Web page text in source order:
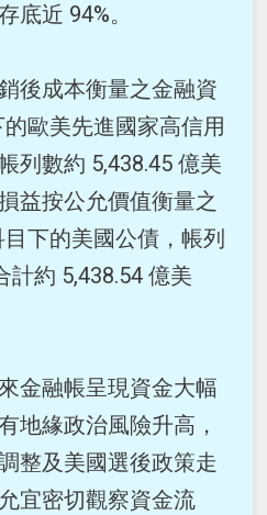
底近 94%。
後成本衡量之金融資
歐美先進國家高信用
列數約 5,438.45 億美
益按公允價值衡量之
下的美國公債，帳列
計約 5,438.54 億美
金融帳呈現資金大幅
地緣政治風險升高，
整及美國選後政策走
宜密切觀察資金流